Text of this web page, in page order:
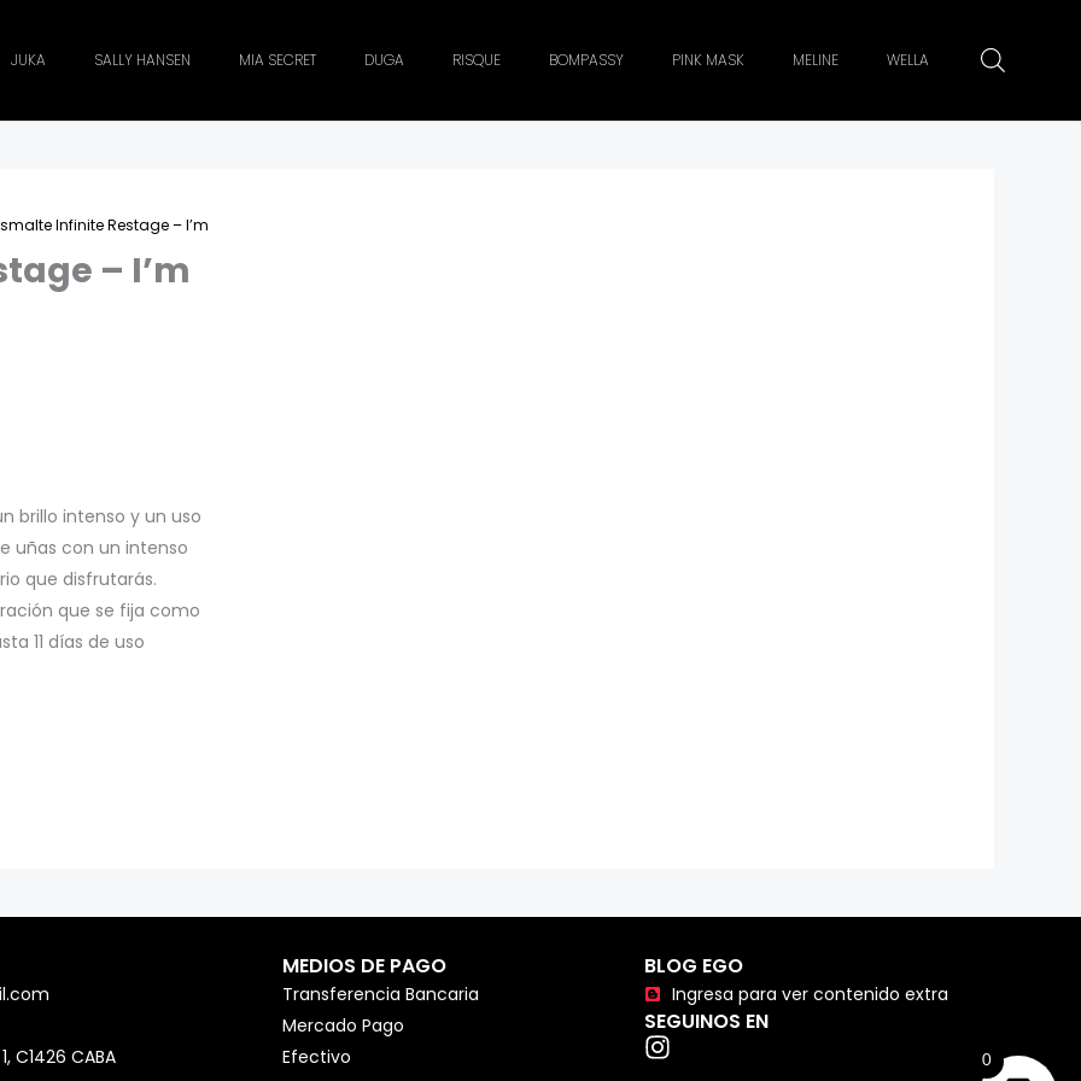
JUKA SALLY HANSEN MIA SECRET DUGA RISQUE BOMPASSY PINK MASK MELINE WELLA
Infinite Restage – I’m
– I’m
brillo intenso y un uso
uñas con un intenso
que disfrutarás.
que se fija como
11 días de uso
C1426 CABA
MEDIOS DE PAGO
Transferencia Bancaria
Mercado Pago
Efectivo
BLOG EGO
Ingresa para ver contenido extra
SEGUINOS EN
0